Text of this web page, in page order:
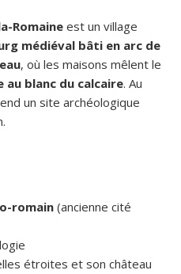
Romaine est un village
médiéval bâti en arc de
, où les maisons mêlent le
blanc du calcaire. Au
un site archéologique
romain (ancienne cité
étroites et son château